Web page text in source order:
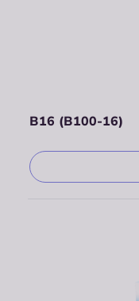
В16 (В100-16)